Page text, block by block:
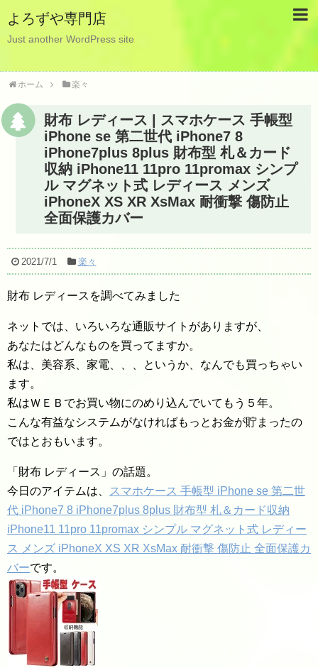
よろずや専門店
Just another WordPress site
ホーム 楽々
財布 レディース | スマホケース 手帳型
iPhone se 第二世代 iPhone7 8
iPhone7plus 8plus 財布型 札＆カード
収納 iPhone11 11pro 11promax シンプ
ル マグネット式 レディース メンズ
iPhoneX XS XR XsMax 耐衝撃 傷防止
全面保護カバー
2021/7/1 楽々
財布 レディースを調べてみました
ネットでは、いろいろな通販サイトがありますが、
あなたはどんなものを買ってますか。
私は、美容系、家電、、、というか、なんでも買っちゃい
ます。
私はＷＥＢでお買い物にのめり込んでいてもう５年。
こんな有益なシステムがなければもっとお金が貯まったの
ではとおもいます。
「財布 レディース」の話題。
今日のアイテムは、
スマホケース 手帳型 iPhone se 第二世
代 iPhone7 8 iPhone7plus 8plus 財布型 札＆カード収納
iPhone11 11pro 11promax シンプル マグネット式 レディー
ス メンズ iPhoneX XS XR XsMax 耐衝撃 傷防止 全面保護カ
バーです。